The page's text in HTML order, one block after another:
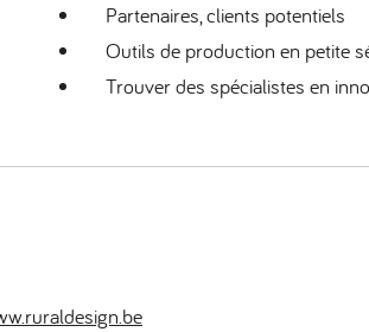
Partenaires, clients potentiels
Outils de production en petite
Trouver des spécialistes en